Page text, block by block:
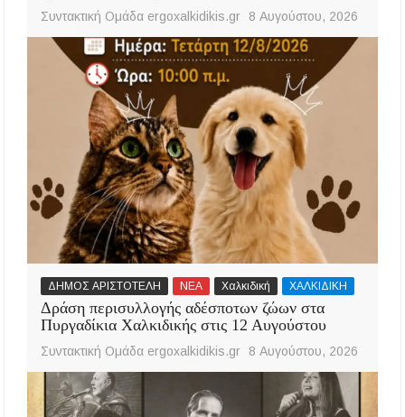
Συντακτική Ομάδα ergoxalkidikis.gr 8 Αυγούστου, 2026
ΔΗΜΟΣ ΑΡΙΣΤΟΤΕΛΗ ΝΕΑ Χαλκιδική ΧΑΛΚΙΔΙΚΗ
Δράση περισυλλογής αδέσποτων ζώων στα
Πυργαδίκια Χαλκιδικής στις 12 Αυγούστου
Συντακτική Ομάδα ergoxalkidikis.gr 8 Αυγούστου, 2026